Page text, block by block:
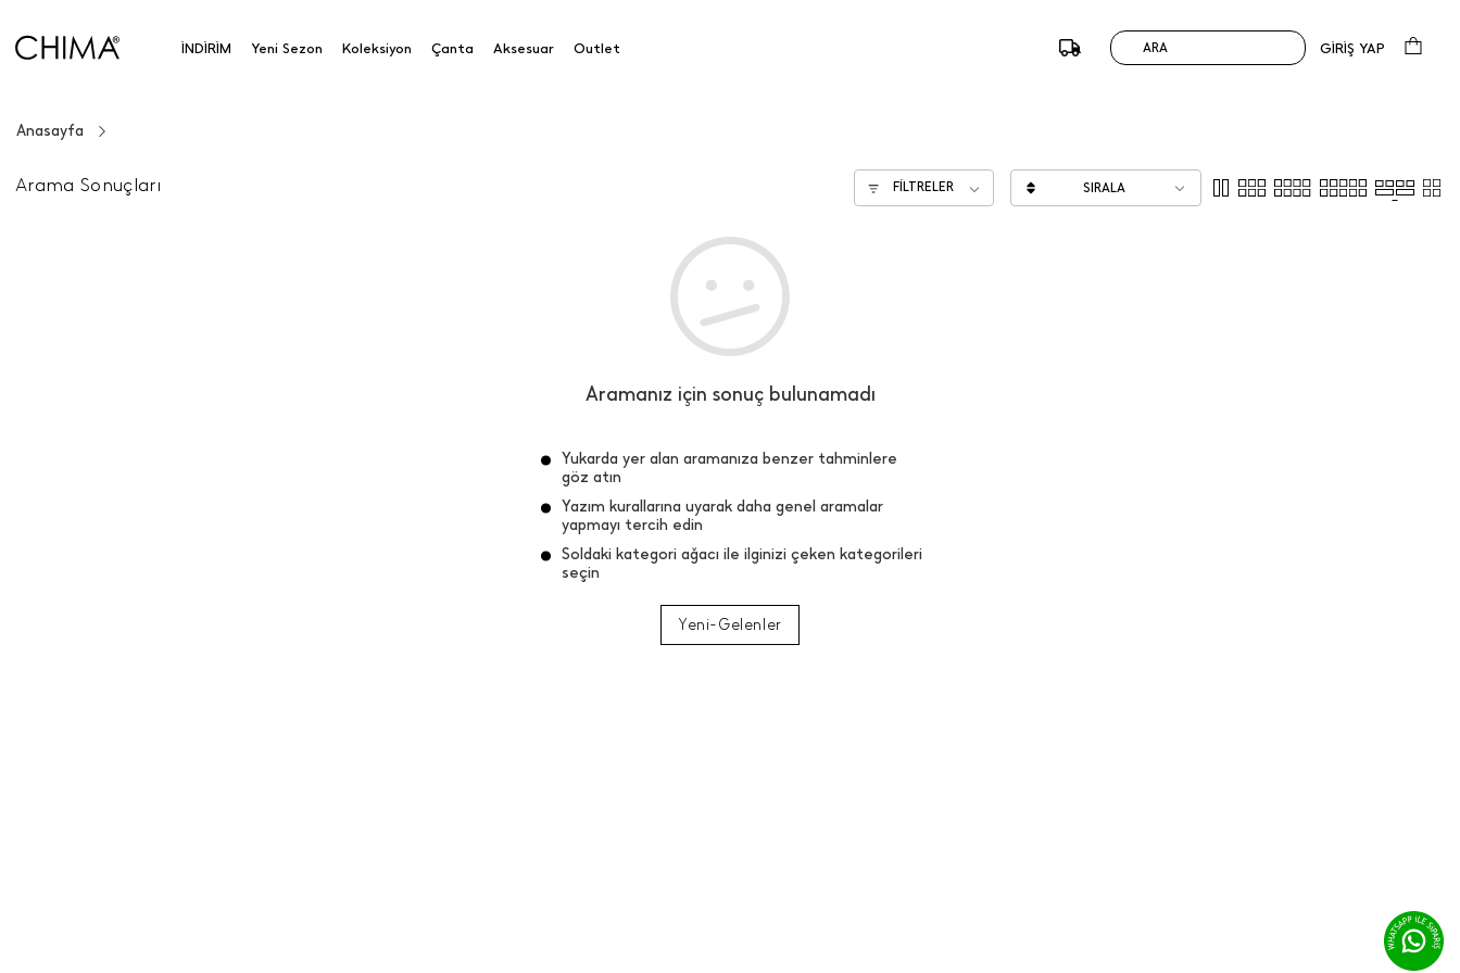
İNDİRİM Yeni Sezon Koleksiyon Çanta Aksesuar Outlet ARA GİRİŞ YAP
Anasayfa
Arama Sonuçları FİLTRELER SIRALA
Aramanız için sonuç bulunamadı
Yukarda yer alan aramanıza benzer tahminlere
göz atın
Yazım kurallarına uyarak daha genel aramalar
yapmayı tercih edin
Soldaki kategori ağacı ile ilginizi çeken kategorileri
seçin
Yeni-Gelenler